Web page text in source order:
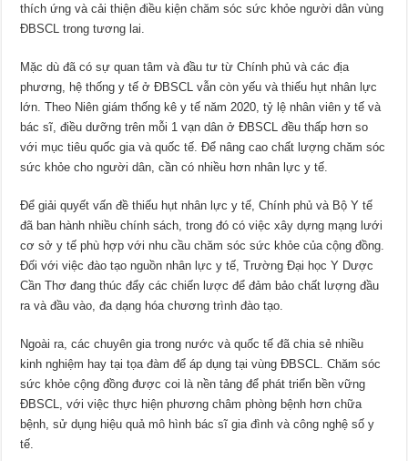
thích ứng và cải thiện điều kiện chăm sóc sức khỏe người dân vùng
ĐBSCL trong tương lai.
Mặc dù đã có sự quan tâm và đầu tư từ Chính phủ và các địa
phương, hệ thống y tế ở ĐBSCL vẫn còn yếu và thiếu hụt nhân lực
lớn. Theo Niên giám thống kê y tế năm 2020, tỷ lệ nhân viên y tế và
bác sĩ, điều dưỡng trên mỗi 1 vạn dân ở ĐBSCL đều thấp hơn so
với mục tiêu quốc gia và quốc tế. Để nâng cao chất lượng chăm sóc
sức khỏe cho người dân, cần có nhiều hơn nhân lực y tế.
Để giải quyết vấn đề thiếu hụt nhân lực y tế, Chính phủ và Bộ Y tế
đã ban hành nhiều chính sách, trong đó có việc xây dựng mạng lưới
cơ sở y tế phù hợp với nhu cầu chăm sóc sức khỏe của cộng đồng.
Đối với việc đào tạo nguồn nhân lực y tế, Trường Đại học Y Dược
Cần Thơ đang thúc đẩy các chiến lược để đảm bảo chất lượng đầu
ra và đầu vào, đa dạng hóa chương trình đào tạo.
Ngoài ra, các chuyên gia trong nước và quốc tế đã chia sẻ nhiều
kinh nghiệm hay tại tọa đàm để áp dụng tại vùng ĐBSCL. Chăm sóc
sức khỏe cộng đồng được coi là nền tảng để phát triển bền vững
ĐBSCL, với việc thực hiện phương châm phòng bệnh hơn chữa
bệnh, sử dụng hiệu quả mô hình bác sĩ gia đình và công nghệ số y
tế.